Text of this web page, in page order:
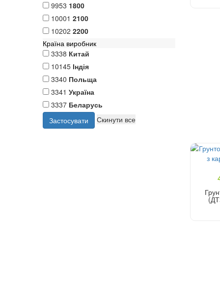
9953 1800
10001 2100
10202 2200
Країна виробник
3338 Китай
10145 Індія
3340 Польща
3341 Україна
3337 Беларусь